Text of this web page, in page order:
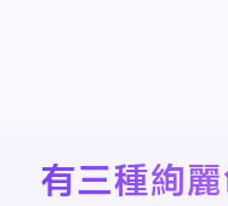
有三種絢